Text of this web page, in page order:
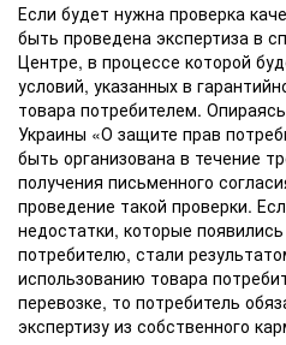
Если будет нужна проверка
быть проведена экспертиза в
Центре, в процессе которой
условий, указанных в
товара потребителем.
Украины «О защите прав
быть организована в течение
получения письменного
проведение такой проверки.
недостатки, которые
потребителю, стали
использованию товара
перевозке, то потребитель
экспертизу из собственного